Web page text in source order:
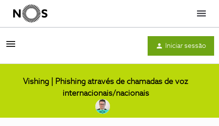
Menu
Iniciar sessão
Vishing | Phishing através de chamadas de voz
internacionais/nacionais